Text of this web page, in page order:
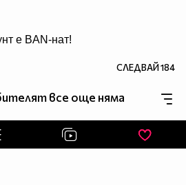
е BAN-нат!
СЛЕДВАЙ184
все още няма